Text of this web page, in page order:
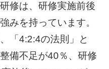
修は、研修実施前後
みを持っています。
「4:2:4の法則」と
備不足が40％、研修